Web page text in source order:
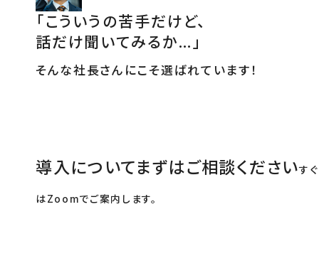
「こういうの苦手だけど、
話だけ聞いてみるか…」
そんな社長さんにこそ選ばれています！
導入についてまずはご相談くださいす
はZoomでご案内します。